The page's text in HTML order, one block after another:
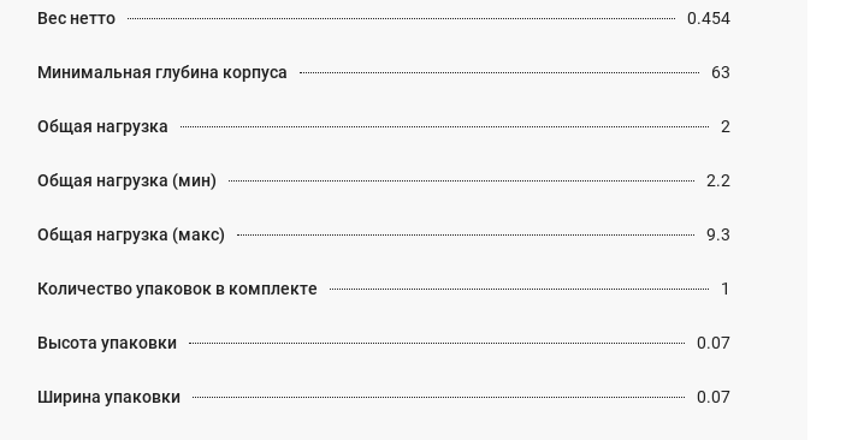
Вес нетто 0.454
Минимальная глубина корпуса 63
Общая нагрузка 2
Общая нагрузка (мин) 2.2
Общая нагрузка (макс) 9.3
Количество упаковок в комплекте 1
Высота упаковки 0.07
Ширина упаковки 0.07